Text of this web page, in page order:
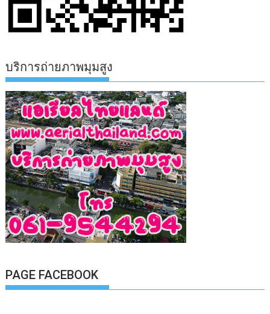
บริการถ่ายภาพมุมสูง
PAGE FACEBOOK